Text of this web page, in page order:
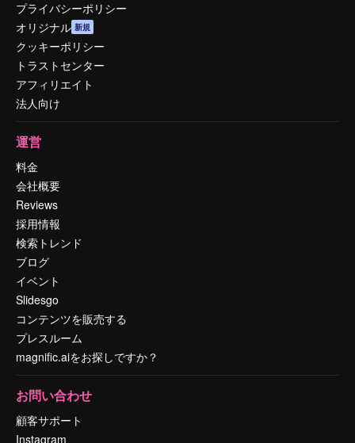
プライバシーポリシー
オリジナル 新規
クッキーポリシー
トラストセンター
アフィリエイト
法人向け
運営
料金
会社概要
Reviews
採用情報
検索トレンド
ブログ
イベント
Slidesgo
コンテンツを販売する
プレスルーム
magnific.aiをお探しですか？
お問い合わせ
顧客サポート
Instagram